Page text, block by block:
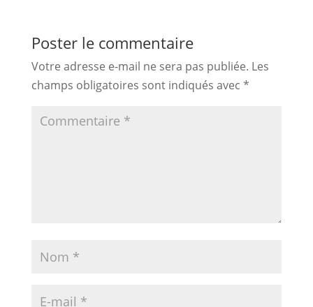
Poster le commentaire
Votre adresse e-mail ne sera pas publiée. Les
champs obligatoires sont indiqués avec *